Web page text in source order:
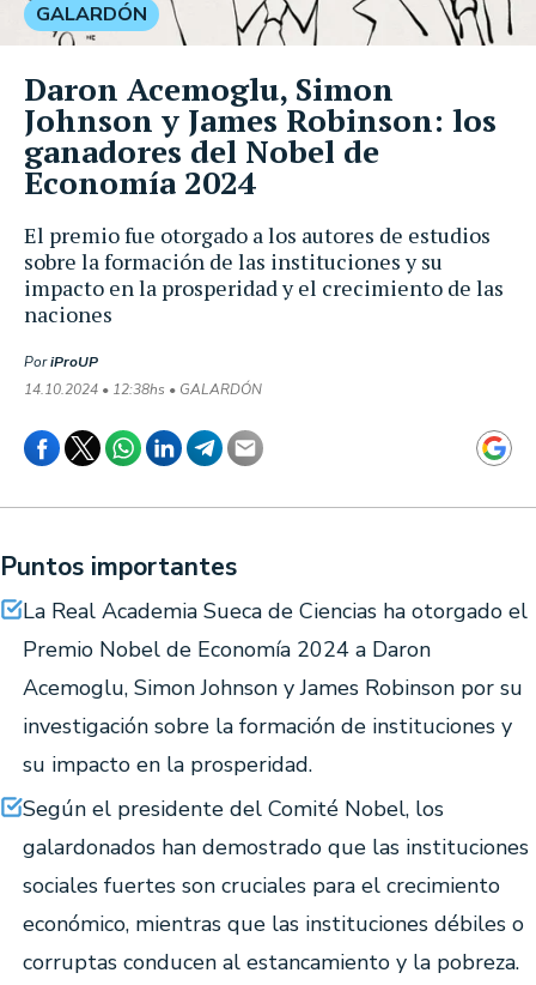
El premio fue otorgado a los autores de estudios
sobre la formación de las instituciones y su
impacto en la prosperidad y el crecimiento de las
naciones
PoriProUP
14.10.2024 • 12:38hs • GALARDÓN
GALARDÓN
Daron Acemoglu, Simon
Johnson y James Robinson: los
ganadores del Nobel de
Economía 2024
Puntos importantes
La Real Academia Sueca de Ciencias ha otorgado el
Premio Nobel de Economía 2024 a Daron
Acemoglu, Simon Johnson y James Robinson por su
investigación sobre la formación de instituciones y
su impacto en la prosperidad.
Según el presidente del Comité Nobel, los
galardonados han demostrado que las instituciones
sociales fuertes son cruciales para el crecimiento
económico, mientras que las instituciones débiles o
corruptas conducen al estancamiento y la pobreza.